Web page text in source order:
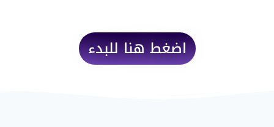
اضغط هنا للبدء